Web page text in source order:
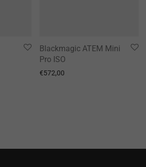
Blackmagic ATEM Mini
Pro ISO
€572,00